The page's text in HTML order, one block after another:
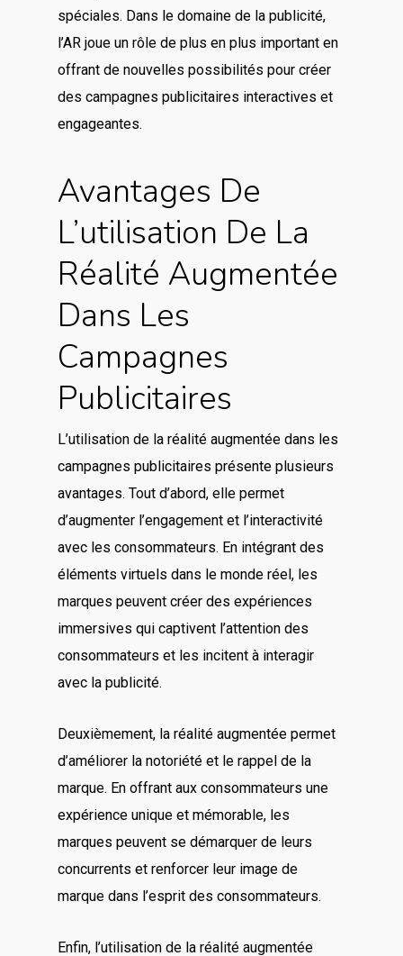
spéciales. Dans le domaine de la publicité,
l’AR joue un rôle de plus en plus important en
offrant de nouvelles possibilités pour créer
des campagnes publicitaires interactives et
engageantes.
Avantages De
L’utilisation De La
Réalité Augmentée
Dans Les
Campagnes
Publicitaires
L’utilisation de la réalité augmentée dans les
campagnes publicitaires présente plusieurs
avantages. Tout d’abord, elle permet
d’augmenter l’engagement et l’interactivité
avec les consommateurs. En intégrant des
éléments virtuels dans le monde réel, les
marques peuvent créer des expériences
immersives qui captivent l’attention des
consommateurs et les incitent à interagir
avec la publicité.
Deuxièmement, la réalité augmentée permet
d’améliorer la notoriété et le rappel de la
marque. En offrant aux consommateurs une
expérience unique et mémorable, les
marques peuvent se démarquer de leurs
concurrents et renforcer leur image de
marque dans l’esprit des consommateurs.
Enfin, l’utilisation de la réalité augmentée